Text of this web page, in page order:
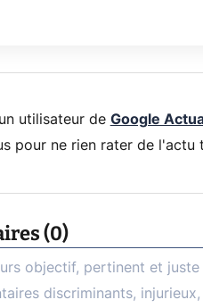
utilisateur de Google
pour ne rien rater de l'actu
(0)